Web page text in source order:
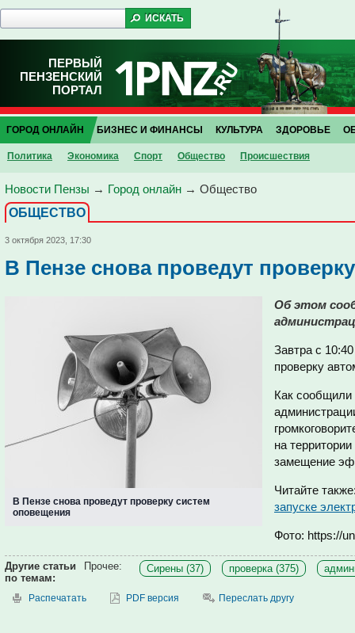
ПЕРВЫЙ
ПЕНЗЕНСКИЙ
ПОРТАЛ
ГОРОД ОНЛАЙН
Политика Экономика Спорт Общество Проиcшествия
БИЗНЕС И ФИНАНСЫ КУЛЬТУРА ЗДОРОВЬЕ
Новости Пензы → Город онлайн → Общество
ОБЩЕСТВО
3 октября 2023, 17:30
В Пензе снова проведут
В Пензе снова проведут проверку систем
оповещения
Об этом
Завтра с
проверку
Как сообщили
на
замещение
Читайте
запуске
Фото: https://
Другие статьи
по темам:
Прочее: Сирены (37) проверка (375)
Распечатать PDF версия Переслать другу